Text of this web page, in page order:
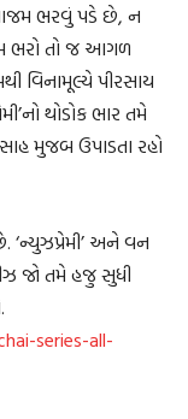
ભરવું પડે છે, ન
ભરો તો જ આગળ
વિનામૂલ્યે પીરસાય
થોડોક ભાર તમે
મુજબ ઉપાડતા રહો
‘ન્યુઝપ્રેમી’ અને વન
જો તમે હજુ સુધી
series-all-